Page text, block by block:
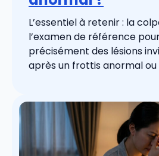
L’essentiel à retenir : la
l’examen de référence
précisément des lésions
après un frottis anormal ou